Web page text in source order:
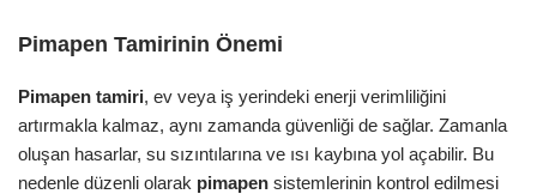
Pimapen Tamirinin Önemi
Pimapen tamiri, ev veya iş yerindeki enerji verimliliğini
artırmakla kalmaz, aynı zamanda güvenliği de sağlar. Zamanla
oluşan hasarlar, su sızıntılarına ve ısı kaybına yol açabilir. Bu
nedenle düzenli olarak pimapen sistemlerinin kontrol edilmesi